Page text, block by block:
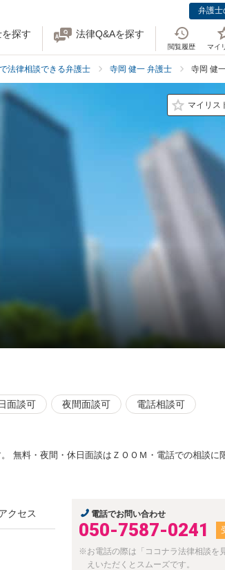
弁護士
探す 法律Q&Aを探す
閲覧履歴 マイ
法律相談できる弁護士 寺岡 健一 弁護士 寺岡 健
マイリス
面談可 夜間面談可 電話相談可
無料・夜間・休日面談はＺＯＯＭ・電話での相談に
クセス 電話でお問い合わせ
050-7587-0241
※お電話の際は「ココナラ法律相談を
えいただくとスムーズです。